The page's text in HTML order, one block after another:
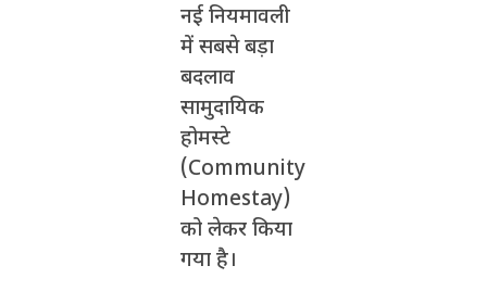
नई नियमावली
में सबसे बड़ा
बदलाव
सामुदायिक
होमस्टे
(Community
Homestay)
को लेकर किया
गया है।